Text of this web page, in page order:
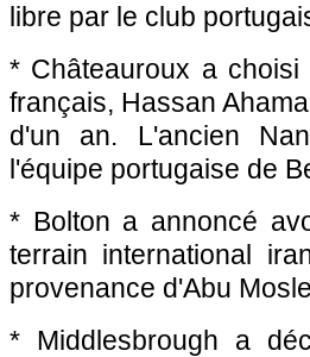
libre par le club
* Châteauroux a
français, Hassan
d'un an. L'ancien
l'équipe portugaise de
* Bolton a annoncé
terrain international
provenance d'Abu
* Middlesbrough a